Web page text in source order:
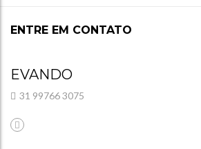
ENTRE EM CONTATO
EVANDO
31 99766 3075